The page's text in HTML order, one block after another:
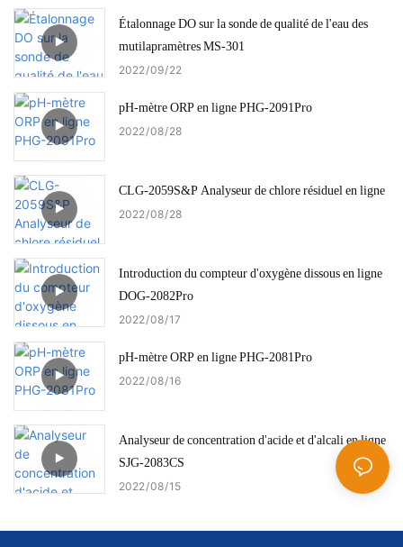
Étalonnage DO sur la sonde de qualité de l'eau des
mutilapramètres MS-301
2022 09 22
pH-mètre ORP en ligne PHG-2091Pro
2022 08 28
CLG-2059S&P Analyseur de chlore résiduel en ligne
2022 08 28
Introduction du compteur d'oxygène dissous en ligne
DOG-2082Pro
2022 08 17
pH-mètre ORP en ligne PHG-2081Pro
2022 08 16
Analyseur de concentration d'acide et d'alcali en ligne
SJG-2083CS
2022 08 15